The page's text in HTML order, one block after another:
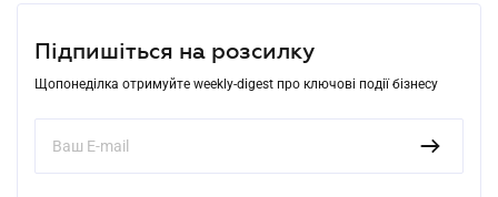
Підпишіться на розсилку
Щопонеділка отримуйте weekly-digest про ключові події бізнесу